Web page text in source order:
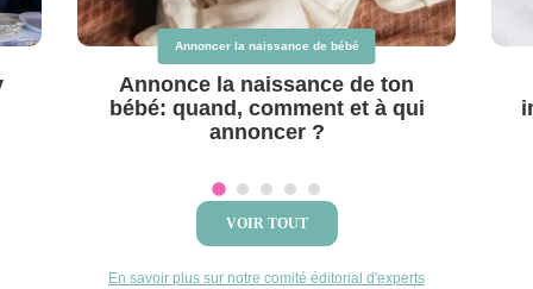
Annoncer la naissance de bébé
Annonce la naissance de ton
bébé: quand, comment et à qui
annoncer ?
VOIR TOUT
En savoir plus sur notre comité éditorial d'experts